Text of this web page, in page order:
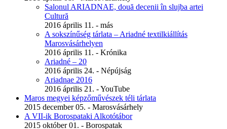
Salonul ARIADNAE, două decenii în slujba artei
Cultură
2016 április 11. - más
A sokszínűség tárlata – Ariadné textilkiállítás
Marosvásárhelyen
2016 április 11. - Krónika
Ariadné – 20
2016 április 24. - Népújság
Ariadnae 2016
2016 április 21. - YouTube
Maros megyei képzőművészek téli tárlata
2015 december 05. - Marosvásárhely
A VII-ik Borospataki Alkotótábor
2015 október 01. - Borospatak